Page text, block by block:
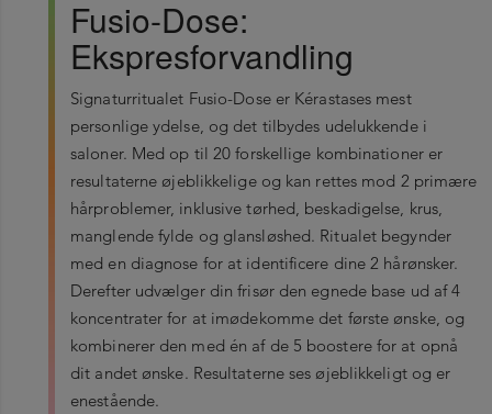
Fusio-Dose:
Ekspresforvandling
Signaturritualet Fusio-Dose er Kérastases mest
personlige ydelse, og det tilbydes udelukkende i
saloner. Med op til 20 forskellige kombinationer er
resultaterne øjeblikkelige og kan rettes mod 2 primære
hårproblemer, inklusive tørhed, beskadigelse, krus,
manglende fylde og glansløshed. Ritualet begynder
med en diagnose for at identificere dine 2 hårønsker.
Derefter udvælger din frisør den egnede base ud af 4
koncentrater for at imødekomme det første ønske, og
kombinerer den med én af de 5 boostere for at opnå
dit andet ønske. Resultaterne ses øjeblikkeligt og er
enestående.